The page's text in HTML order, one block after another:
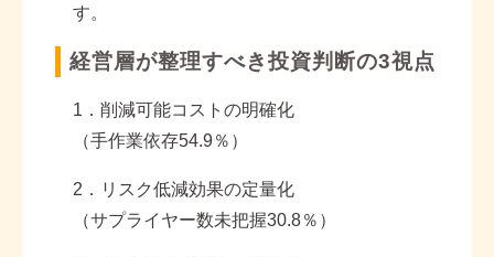
す。
経営層が整理すべき投資判断の3視点
1 ．削減可能コストの明確化
（手作業依存54.9％）
2 ．リスク低減効果の定量化
（サプライヤー数未把握30.8％）